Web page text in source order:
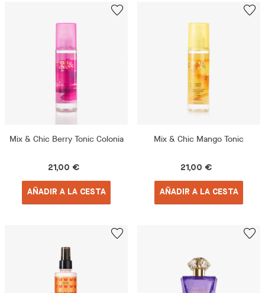
Mix & Chic Berry Tonic Colonia
21,00 €
AÑADIR A LA CESTA
Mix & Chic Mango Tonic
21,00 €
AÑADIR A LA CESTA